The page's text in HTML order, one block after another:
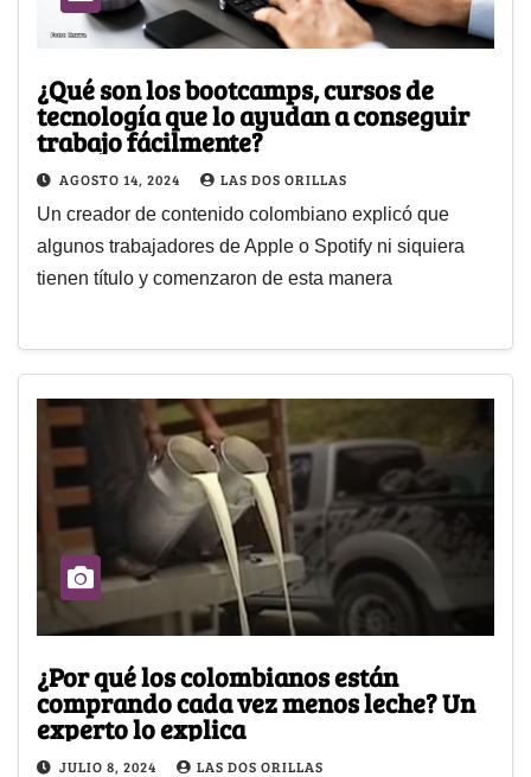
¿Qué son los bootcamps, cursos de
tecnología que lo ayudan a conseguir
trabajo fácilmente?
AGOSTO 14, 2024 LAS DOS ORILLAS
Un creador de contenido colombiano explicó que
algunos trabajadores de Apple o Spotify ni siquiera
tienen título y comenzaron de esta manera
¿Por qué los colombianos están
comprando cada vez menos leche? Un
experto lo explica
JULIO 8, 2024 LAS DOS ORILLAS